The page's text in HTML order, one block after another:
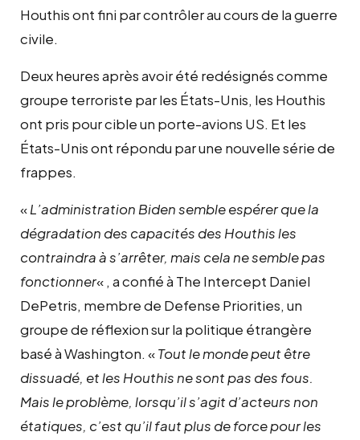
Houthis ont fini par contrôler au cours de la guerre
civile.
Deux heures après avoir été redésignés comme
groupe terroriste par les États-Unis, les Houthis
ont pris pour cible un porte-avions US. Et les
États-Unis ont répondu par une nouvelle série de
frappes.
«L’administration Biden semble espérer que la
dégradation des capacités des Houthis les
contraindra à s’arrêter, mais cela ne semble pas
fonctionner« , a confié à The Intercept Daniel
DePetris, membre de Defense Priorities, un
groupe de réflexion sur la politique étrangère
basé à Washington. «Tout le monde peut être
dissuadé, et les Houthis ne sont pas des fous.
Mais le problème, lorsqu’il s’agit d’acteurs non
étatiques, c’est qu’il faut plus de force pour les